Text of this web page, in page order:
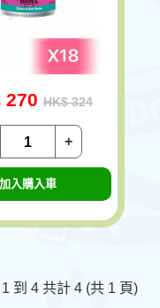
270 HK$ 324
+
加入購入車
到 4 共計 4 (共 1 頁)